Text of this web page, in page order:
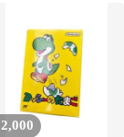
2,000